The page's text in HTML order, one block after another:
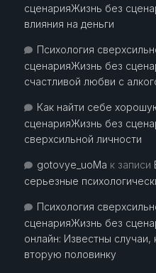
сценарияЖизнь без
влияния на деньги
Психология
сценарияЖизнь без
счастливой любви с
Как найти себе
сценарияЖизнь без
сверхсильной личности
gotovye_uoMa к записи
серьезные
Психология
сценарияЖизнь без
онлайн: Известны
вторую половинку